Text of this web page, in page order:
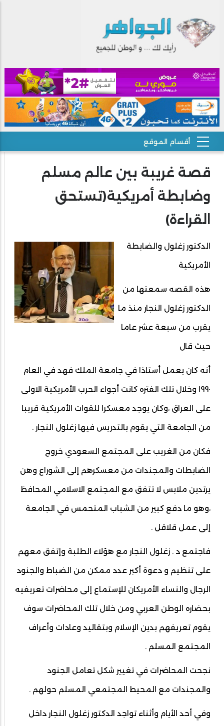
قصة غريبة بين عالم مسلم
وضابطة أمريكية(تستحق
القراءة)
الدكتور زغلول والضابطة
الأمريكية
هذه القصه سمعتها من
الدكتور زغلول النجار منذ ما
يقرب من سبعة عشر عاما
حيث قال
أنه كان يعمل أستاذا في جامعة الملك فهد في العام
١٩٩٠ وخلال تلك الفتره كانت أجواء الحرب الأمريكية الاولى
على العراق ،وكان يوجد معسكرا للقوات الأمريكية قريبا
من الجامعة التي يقوم بالتدريس فيها زغلول النجار .
فكان من الغريب على المجتمع السعودي خروج
الضابطات والمجندات من معسكرهم إلى الشوراع وهن
يرتدين ملابس لا تتفق مع المجتمع الاسلامي المحافظ
،وهو ما دفع كبير من الشباب المتحمس في الجامعة
إلى عمل قلاقل .
فاجتمع د . زغلول النجار مع هؤلاء الطلبة وإتفق معهم
على تنظيم و دعوة أكبر عدد ممكن من الضباط والجنود
الرجال والنساء الأمريكان للإستماع إلى محاضرات تعريفيه
بحضاره الوطن العربي ومن خلال تلك المحاضرات سوف
يقوم تعريفهم بدين الإسلام وبتقاليد وعادات وأعراف
المجتمع المسلم .
نجحت المحاضرات في تغيير شكل تعامل الجنود
والمجندات مع المحيط المجتمعي المسلم حولهم .
وفي أحد الأيام وأثناء تواجد الدكتور زغلول النجار داخل